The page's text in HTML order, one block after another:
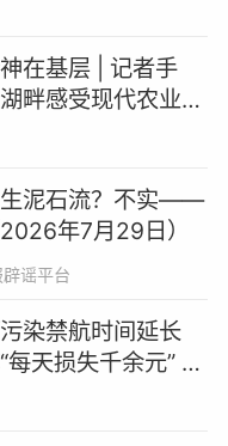
在基层 | 记者手
畔感受现代农业新
生泥石流？不实——
年7月29日）
谣平台
染禁航时间延长
每天损失千余元” 律
污染企业承担｜云